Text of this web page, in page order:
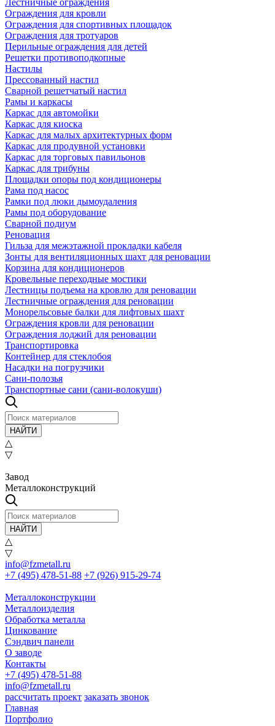
Лестничные ограждения
Ограждения для кровли
Ограждения для спортивных площадок
Ограждения для тротуаров
Перильные ограждения для детей
Решетки противоподкопные
Настилы
Прессованный настил
Сварной решетчатый настил
Рамы и каркасы
Каркас для автомойки
Каркас для киоска
Каркас для малых архитектурных форм
Каркас для продувной установки
Каркас для торговых павильонов
Каркас для трибуны
Площадки опоры под кондиционеры
Рама под насос
Рамки под люки дымоудаления
Рамы под оборудование
Сварной подиум
Реновация
Гильза для межэтажной прокладки кабеля
Зонты для вентиляционных шахт для реновации
Корзина для кондиционеров
Кровельные переходные мостики
Лестницы подъема на кровлю для реновации
Лестничные ограждения для реновации
Монорельсовые балки для лифтовых шахт
Ограждения кровли для реновации
Ограждения лоджий для реновации
Транспортировка
Контейнер для стеклобоя
Насадки на погрузчики
Сани-полозья
Транспортные сани (сани-волокуши)
НАЙТИ
△
▽
Завод
Металлоконструкций
НАЙТИ
△
▽
info@fzmetall.ru
+7 (495) 478-51-88 +7 (926) 915-29-74
Металлоконструкции
Металлоизделия
Обработка металла
Цинкование
Сэндвич панели
О заводе
Контакты
+7 (495) 478-51-88
info@fzmetall.ru
рассчитать проект заказать звонок
Главная
Портфолио